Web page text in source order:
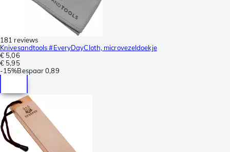
181 reviews
Knivesandtools #EveryDayCloth, microvezeldoekje
€ 5,06
€ 5,95
-15%Bespaar 0,89